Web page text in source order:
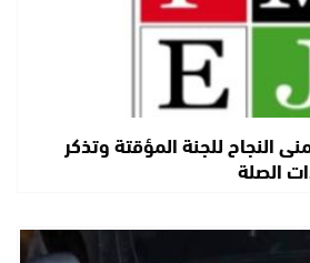
النجاح للجنة المؤقتة وتذكر
الصلة